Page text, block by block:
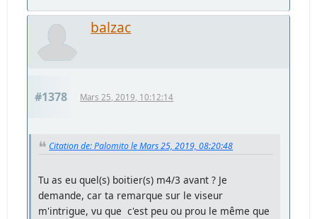
balzac
#1378 Mars 25, 2019, 10:12:14
Citation de: Palomito le Mars 25, 2019, 08:20:48
Tu as eu quel(s) boitier(s) m4/3 avant ? Je
demande, car ta remarque sur le viseur
m'intrigue, vu que c'est peu ou prou le même que